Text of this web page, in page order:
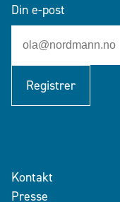
Din e-post
Registrer
Kontakt
Presse